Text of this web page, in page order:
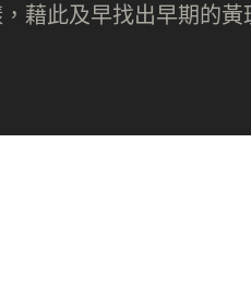
藉此及早找出早期的黃